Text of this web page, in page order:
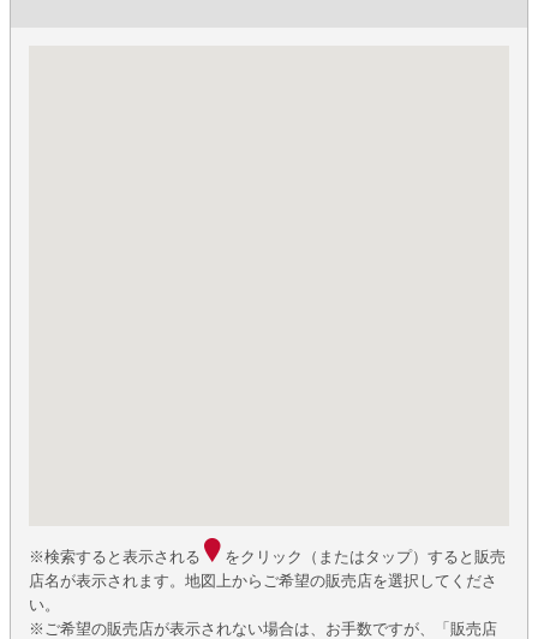
※検索すると表示される
をクリック（またはタップ）すると販売
店名が表示されます。地図上からご希望の販売店を選択してくださ
い。
※ご希望の販売店が表示されない場合は、お手数ですが、「販売店